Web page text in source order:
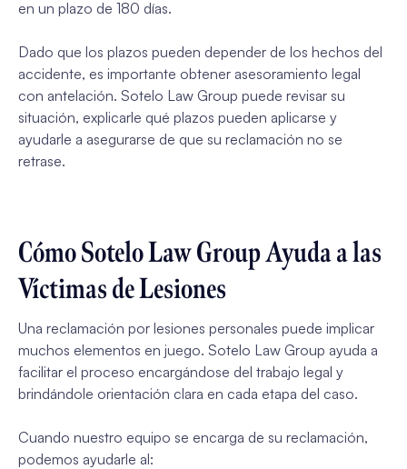
en un plazo de 180 días.
Dado que los plazos pueden depender de los hechos del
accidente, es importante obtener asesoramiento legal
con antelación. Sotelo Law Group puede revisar su
situación, explicarle qué plazos pueden aplicarse y
ayudarle a asegurarse de que su reclamación no se
retrase.
Cómo Sotelo Law Group Ayuda a las
Víctimas de Lesiones
Una reclamación por lesiones personales puede implicar
muchos elementos en juego. Sotelo Law Group ayuda a
facilitar el proceso encargándose del trabajo legal y
brindándole orientación clara en cada etapa del caso.
Cuando nuestro equipo se encarga de su reclamación,
podemos ayudarle al: